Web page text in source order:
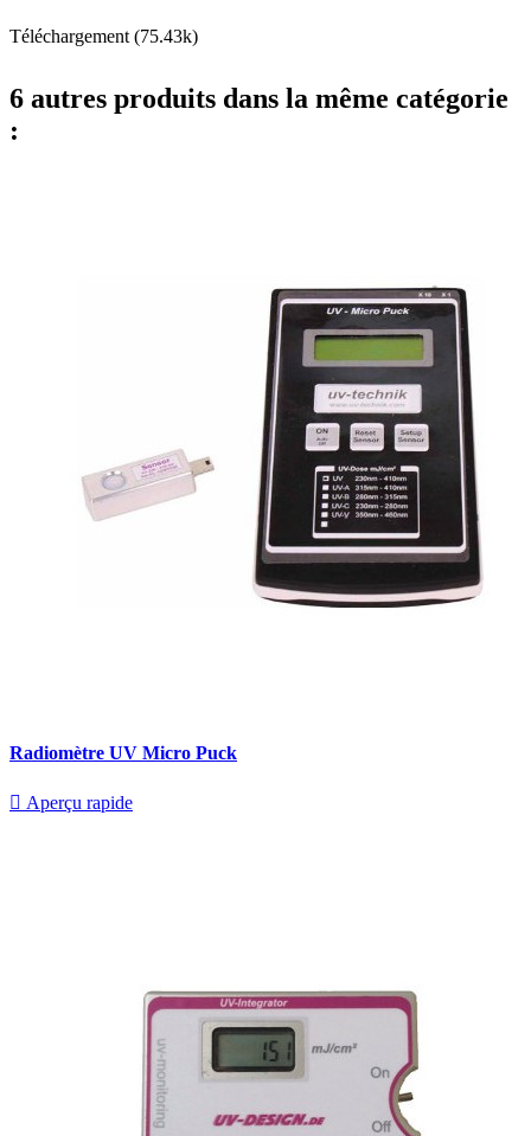
Téléchargement (75.43k)
6 autres produits dans la même catégorie
:
Radiomètre UV Micro Puck
 Aperçu rapide